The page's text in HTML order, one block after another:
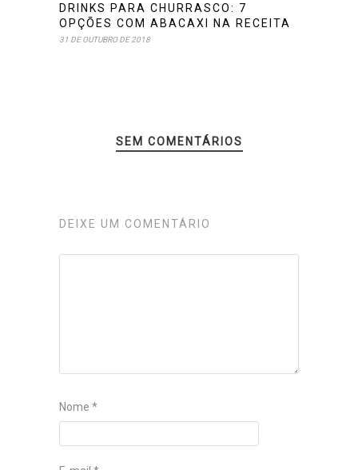
DRINKS PARA CHURRASCO: 7
OPÇÕES COM ABACAXI NA RECEITA
31 DE OUTUBRO DE 2018
SEM COMENTÁRIOS
DEIXE UM COMENTÁRIO
Nome *